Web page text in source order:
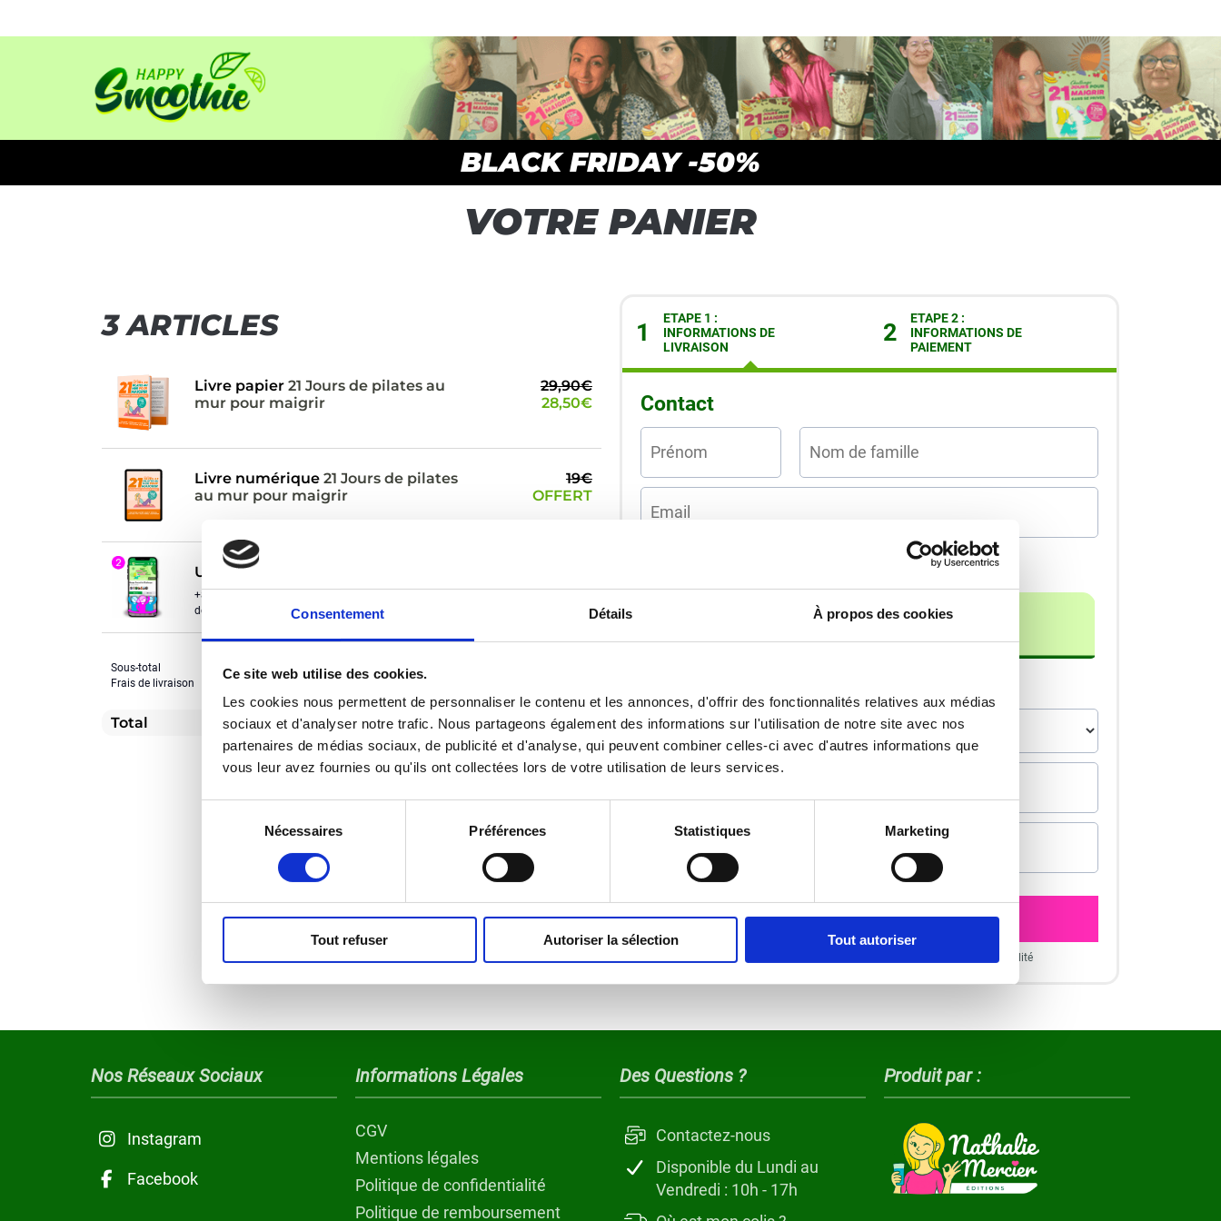
Consentement Détails À propos des cookies
Ce site web utilise des cookies.
Les cookies nous permettent de personnaliser le contenu et les annonces, d'offrir des fonctionnalités relatives aux médias
sociaux et d'analyser notre trafic. Nous partageons également des informations sur l'utilisation de notre site avec nos
partenaires de médias sociaux, de publicité et d'analyse, qui peuvent combiner celles-ci avec d'autres informations que
vous leur avez fournies ou qu'ils ont collectées lors de votre utilisation de leurs services.
consentement
Nécessaires Préférences Statistiques Marketing
Tout refuser Autoriser la sélection Tout autoriser
BLACK FRIDAY -50%
VOTRE PANIER
3 ARTICLES
Livre papier 21 Jours de pilates au
mur pour maigrir
29,90€
28,50€
Livre numérique 21 Jours de pilates
au mur pour maigrir
19€
OFFERT
UNE COMMUNAUTÉ SOUDÉE
+8.000 membres pour vous soutenir dans votre perte
de poids
Sous-total
Frais de livraison
Total 56,30€28,50€
1
ETAPE 1 :
INFORMATIONS DE
LIVRAISON
2
ETAPE 2 :
INFORMATIONS DE
PAIEMENT
Contact
VALIDER I 28.50€
En continuant vous acceptez nos C.G.V et Charte de confidentialité
Nos Réseaux Sociaux
Instagram
Facebook
Informations Légales
CGV
Mentions légales
Politique de confidentialité
Politique de remboursement
Des Questions ?
Contactez-nous
Disponible du Lundi au
Vendredi : 10h - 17h
Produit par :